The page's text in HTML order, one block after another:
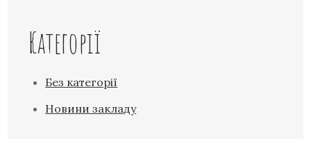
Категорії
Без категорії
Новини закладу